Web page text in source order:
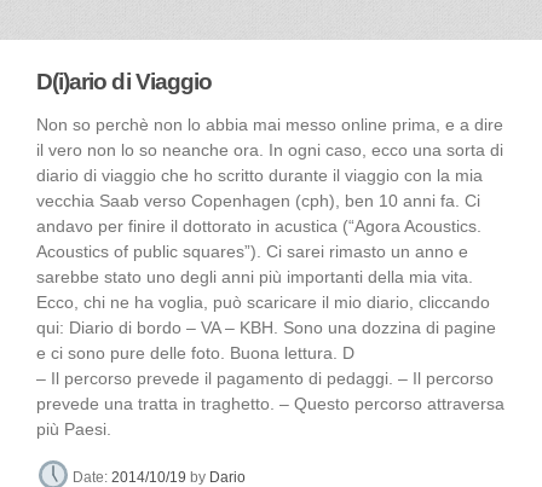
D(i)ario di Viaggio
Non so perchè non lo abbia mai messo online prima, e a dire
il vero non lo so neanche ora. In ogni caso, ecco una sorta di
diario di viaggio che ho scritto durante il viaggio con la mia
vecchia Saab verso Copenhagen (cph), ben 10 anni fa. Ci
andavo per finire il dottorato in acustica (“Agora Acoustics.
Acoustics of public squares”). Ci sarei rimasto un anno e
sarebbe stato uno degli anni più importanti della mia vita.
Ecco, chi ne ha voglia, può scaricare il mio diario, cliccando
qui: Diario di bordo – VA – KBH. Sono una dozzina di pagine
e ci sono pure delle foto. Buona lettura. D
– Il percorso prevede il pagamento di pedaggi. – Il percorso
prevede una tratta in traghetto. – Questo percorso attraversa
più Paesi.
Date:2014/10/19 by Dario